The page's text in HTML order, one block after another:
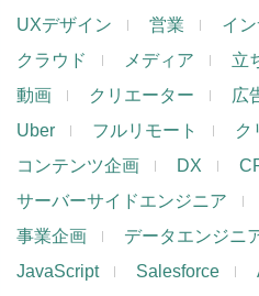
UXデザイン
営業 イ
クラウド
メディア 立
動画
クリエーター 広
Uber
フルリモート ク
コンテンツ企画
DX
サーバーサイドエンジニア
事業企画
データエンジニ
JavaScript
Salesforce